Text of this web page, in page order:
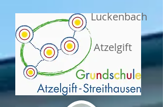
Luckenbach
Atzelgift